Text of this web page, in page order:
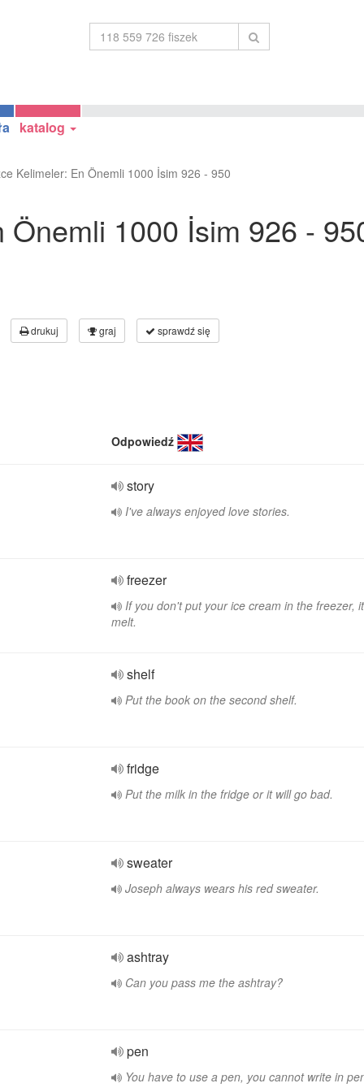
katalog
Kelimeler: En Önemli 1000 İsim 926 - 950
Önemli 1000 İsim 926 -
drukuj graj sprawdź się
Odpowiedź
story
I've always enjoyed love stories.
freezer
If you don't put your ice cream in the freezer,
melt.
shelf
Put the book on the second shelf.
fridge
Put the milk in the fridge or it will go bad.
sweater
Joseph always wears his red sweater.
ashtray
Can you pass me the ashtray?
pen
You have to use a pen, you cannot write in